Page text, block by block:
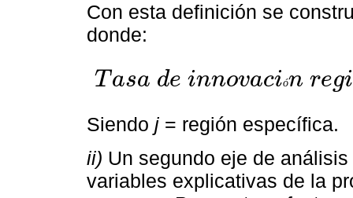
Con esta definición se
donde:
T asa de innovación regi
Ta a de inn ovació n r e gio nal j =((Σempresa e nc uest
Siendo j = región específica.
ii) Un segundo eje de
variables explicativas de la